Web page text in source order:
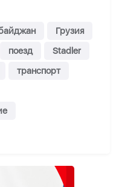
Грузия
поезд
Stadler
транспорт